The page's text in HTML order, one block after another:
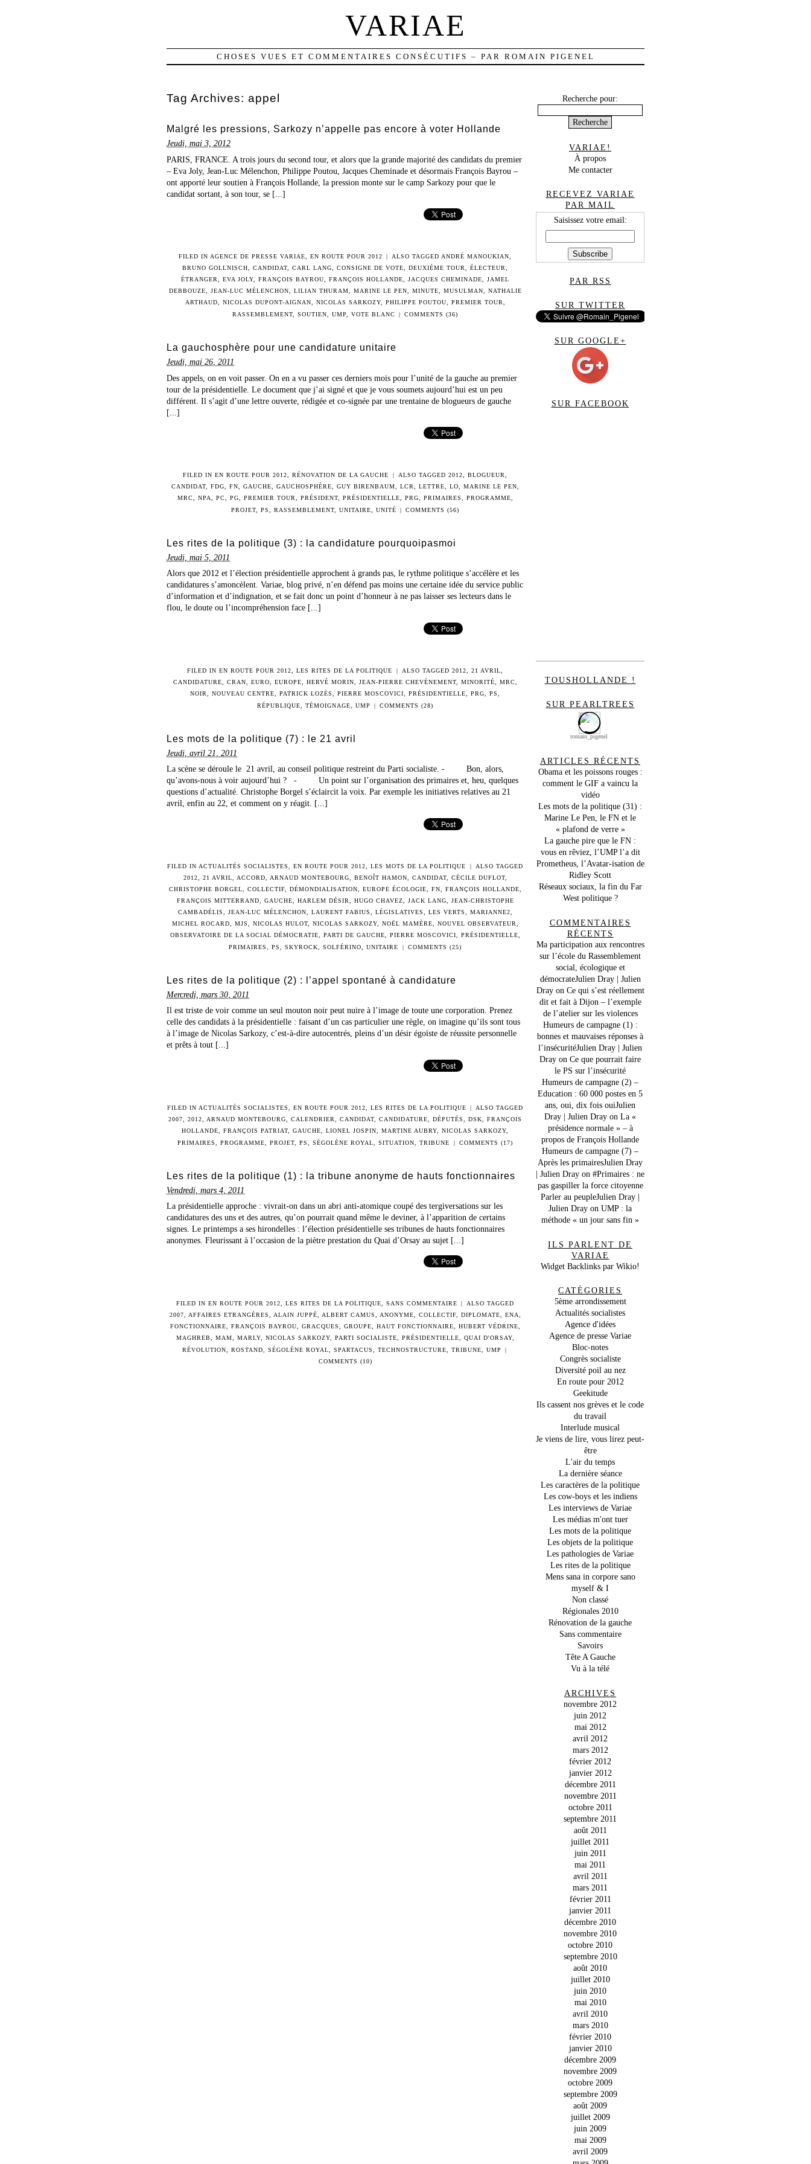
VARIAE
CHOSES VUES ET COMMENTAIRES CONSÉCUTIFS – PAR ROMAIN PIGENEL
Tag Archives: appel
Malgré les pressions, Sarkozy n’appelle pas encore à voter Hollande
Jeudi, mai 3, 2012
PARIS, FRANCE. A trois jours du second tour, et alors que la grande majorité des candidats du premier
– Eva Joly, Jean-Luc Mélenchon, Philippe Poutou, Jacques Cheminade et désormais François Bayrou –
ont apporté leur soutien à François Hollande, la pression monte sur le camp Sarkozy pour que le
candidat sortant, à son tour, se [...]
FILED IN AGENCE DE PRESSE VARIAE EN ROUTE POUR 2012 | ALSO TAGGED ANDRÉ MANOUKIAN
BRUNO GOLLNISCH
CANDIDAT CARL LANG CONSIGNE DE VOTE DEUXIÈME TOUR ÉLECTEUR
ÉTRANGER
EVA JOLY FRANÇOIS BAYROU FRANÇOIS HOLLANDE JACQUES CHEMINADE
JAMEL
DEBBOUZE
JEAN-LUC MÉLENCHON LILIAN THURAM MARINE LE PEN MINUTE MUSULMAN
NATHALIE
ARTHAUD
NICOLAS DUPONT-AIGNAN NICOLAS SARKOZY, PHILIPPE POUTOU PREMIER TOUR
RASSEMBLEMENT, SOUTIEN UMP VOTE BLANC | COMMENTS (36)
La gauchosphère pour une candidature unitaire
Jeudi, mai 26, 2011
Des appels, on en voit passer. On en a vu passer ces derniers mois pour l’unité de la gauche au premier
tour de la présidentielle. Le document que j’ai signé et que je vous soumets aujourd’hui est un peu
différent. Il s’agit d’une lettre ouverte, rédigée et co-signée par une trentaine de blogueurs de gauche
[...]
FILED INEN ROUTE POUR 2012 ,RÉNOVATION DE LA GAUCHE | ALSO TAGGED 2012 BLOGUEUR
CANDIDAT, FDG FN GAUCHE GAUCHOSPHÈRE GUY BIRENBAUM LCR LETTRE LO MARINE LE PEN
MRC
NPA PC PG PREMIER TOUR PRÉSIDENT, PRÉSIDENTIELLE PRG PRIMAIRES PROGRAMME
PROJET, PS RASSEMBLEMENT, UNITAIRE UNITÉ | COMMENTS (56)
Les rites de la politique (3) : la candidature pourquoipasmoi
Jeudi, mai 5, 2011
Alors que 2012 et l’élection présidentielle approchent à grands pas, le rythme politique s’accélère et les
candidatures s’amoncèlent. Variae, blog privé, n’en défend pas moins une certaine idée du service public
d’information et d’indignation, et se fait donc un point d’honneur à ne pas laisser ses lecteurs dans le
flou, le doute ou l’incompréhension face [...]
FILED INEN ROUTE POUR 2012 ,LES RITES DE LA POLITIQUE | ALSO TAGGED 2012 21 AVRIL
CANDIDATURE
CRAN EURO EUROPE HERVÉ MORIN JEAN-PIERRE CHEVÈNEMENT, MINORITÉ MRC
NOIR
NOUVEAU CENTRE PATRICK LOZÈS PIERRE MOSCOVICI PRÉSIDENTIELLE PRG PS
RÉPUBLIQUE
TÉMOIGNAGE UMP | COMMENTS (28)
Les mots de la politique (7) : le 21 avril
Jeudi, avril 21, 2011
La scène se déroule le 21 avril, au conseil politique restreint du Parti socialiste. - Bon, alors,
qu’avons-nous à voir aujourd’hui ? - Un point sur l’organisation des primaires et, heu, quelques
questions d’actualité. Christophe Borgel s’éclaircit la voix. Par exemple les initiatives relatives au 21
avril, enfin au 22, et comment on y réagit. [...]
FILED IN ACTUALITÉS SOCIALISTES ,EN ROUTE POUR 2012 ,LES MOTS DE LA POLITIQUE |
ALSO TAGGED
2012
21 AVRIL ACCORD ARNAUD MONTEBOURG BENOÎT HAMON CANDIDAT, CÉCILE DUFLOT,
CHRISTOPHE BORGEL
COLLECTIF, DÉMONDIALISATION EUROPE ÉCOLOGIE FN FRANÇOIS HOLLANDE
FRANÇOIS MITTERRAND
GAUCHE HARLEM DÉSIR HUGO CHAVEZ JACK LANG
JEAN-CHRISTOPHE
CAMBADÉLIS
JEAN-LUC MÉLENCHON LAURENT FABIUS LÉGISLATIVES LES VERTS MARIANNE2
MICHEL ROCARD
MJS NICOLAS HULOT, NICOLAS SARKOZY, NOËL MAMÈRE NOUVEL OBSERVATEUR
OBSERVATOIRE DE LA SOCIAL DÉMOCRATIE
PARTI DE GAUCHE PIERRE MOSCOVICI PRÉSIDENTIELLE
PRIMAIRES
,PS ,SKYROCK ,SOLFÉRINO ,UNITAIRE | COMMENTS (25)
Les rites de la politique (2) : l’appel spontané à candidature
Mercredi, mars 30, 2011
Il est triste de voir comme un seul mouton noir peut nuire à l’image de toute une corporation. Prenez
celle des candidats à la présidentielle : faisant d’un cas particulier une règle, on imagine qu’ils sont tous
à l’image de Nicolas Sarkozy, c’est-à-dire autocentrés, pleins d’un désir égoïste de réussite personnelle
et prêts à tout [...]
FILED IN ACTUALITÉS SOCIALISTES EN ROUTE POUR 2012 LES RITES DE LA POLITIQUE |
ALSO TAGGED
2007
2012 ARNAUD MONTEBOURG CALENDRIER CANDIDAT CANDIDATURE DÉPUTÉS DSK
FRANÇOIS
HOLLANDE
FRANÇOIS PATRIAT GAUCHE LIONEL JOSPIN MARTINE AUBRY NICOLAS SARKOZY
PRIMAIRES
,PROGRAMME ,PROJET ,PS ,SÉGOLÈNE ROYAL ,SITUATION ,TRIBUNE | COMMENTS (17)
Les rites de la politique (1) : la tribune anonyme de hauts fonctionnaires
Vendredi, mars 4, 2011
La présidentielle approche : vivrait-on dans un abri anti-atomique coupé des tergiversations sur les
candidatures des uns et des autres, qu’on pourrait quand même le deviner, à l’apparition de certains
signes. Le printemps a ses hirondelles : l’élection présidentielle ses tribunes de hauts fonctionnaires
anonymes. Fleurissant à l’occasion de la piètre prestation du Quai d’Orsay au sujet [...]
FILED IN EN ROUTE POUR 2012 LES RITES DE LA POLITIQUE SANS COMMENTAIRE |
ALSO TAGGED
2007
AFFAIRES ETRANGÈRES ALAIN JUPPÉ ALBERT CAMUS ANONYME COLLECTIF, DIPLOMATE ENA
FONCTIONNAIRE
FRANÇOIS BAYROU GRACQUES GROUPE HAUT FONCTIONNAIRE HUBERT VÉDRINE
MAGHREB
MAM MARLY, NICOLAS SARKOZY, PARTI SOCIALISTE PRÉSIDENTIELLE QUAI D'ORSAY,
RÉVOLUTION
ROSTAND SÉGOLÈNE ROYAL SPARTACUS TECHNOSTRUCTURE TRIBUNE UMP
|
COMMENTS (10)
Recherche pour:
VARIAE!
À propos
Me contacter
RECEVEZ VARIAE
PAR MAIL
Saisissez votre email:
PAR RSS
SUR TWITTER
SUR GOOGLE+
SUR FACEBOOK
TOUSHOLLANDE !
SUR PEARLTREES
romain_pigenel
ARTICLES RÉCENTS
Obama et les poissons rouges :
comment le GIF a vaincu la
vidéo
Les mots de la politique (31) :
Marine Le Pen, le FN et le
« plafond de verre »
La gauche pire que le FN :
vous en rêviez, l’UMP l’a dit
Prometheus, l’Avatar-isation de
Ridley Scott
Réseaux sociaux, la fin du Far
West politique ?
COMMENTAIRES
RÉCENTS
Ma participation aux rencontres
sur l’école du Rassemblement
social, écologique et
démocrateJulien Dray | Julien
Drayon Ce qui s’est réellement
dit et fait à Dijon – l’exemple
de l’atelier sur les violences
Humeurs de campagne (1) :
bonnes et mauvaises réponses à
l’insécuritéJulien Dray | Julien
Dray on Ce que pourrait faire
le PS sur l’insécurité
Humeurs de campagne (2) –
Education : 60 000 postes en 5
ans, oui, dix fois ouiJulien
Dray | Julien Dray on La «
présidence normale » – à
propos de François Hollande
Humeurs de campagne (7) –
Après les primairesJulien Dray
| Julien Dray on #Primaires : ne
pas gaspiller la force citoyenne
Parler au peupleJulien Dray |
Julien Dray on UMP : la
méthode « un jour sans fin »
ILS PARLENT DE
VARIAE
Widget Backlinks par Wikio!
CATÉGORIES
5ème arrondissement
Actualités socialistes
Agence d'idées
Agence de presse Variae
Bloc-notes
Congrès socialiste
Diversité poil au nez
En route pour 2012
Geekitude
Ils cassent nos grèves et le code
du travail
Interlude musical
Je viens de lire, vous lirez peut-
être
L'air du temps
La dernière séance
Les caractères de la politique
Les cow-boys et les indiens
Les interviews de Variae
Les médias m'ont tuer
Les mots de la politique
Les objets de la politique
Les pathologies de Variae
Les rites de la politique
Mens sana in corpore sano
myself & I
Non classé
Régionales 2010
Rénovation de la gauche
Sans commentaire
Savoirs
Tête A Gauche
Vu à la télé
ARCHIVES
novembre 2012
juin 2012
mai 2012
avril 2012
mars 2012
février 2012
janvier 2012
décembre 2011
novembre 2011
octobre 2011
septembre 2011
août 2011
juillet 2011
juin 2011
mai 2011
avril 2011
mars 2011
février 2011
janvier 2011
décembre 2010
novembre 2010
octobre 2010
septembre 2010
août 2010
juillet 2010
juin 2010
mai 2010
avril 2010
mars 2010
février 2010
janvier 2010
décembre 2009
novembre 2009
octobre 2009
septembre 2009
août 2009
juillet 2009
juin 2009
mai 2009
avril 2009